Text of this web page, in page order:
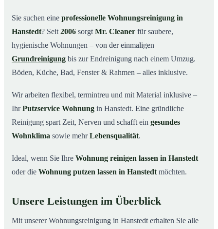
03Warum Mr. Cleaner in Hanstedt?
04So funktioniert’s
05Typische Anlässe für eine Wohnungsreinigung
08So reinigen unsere Profis Ihre Wohnung in
Hanstedt
Sie suchen eine professionelle Wohnungsreinigung in
Hanstedt? Seit 2006 sorgt Mr. Cleaner für saubere,
hygienische Wohnungen – von der einmaligen
Grundreinigung bis zur Endreinigung nach einem Umzug.
Böden, Küche, Bad, Fenster & Rahmen – alles inklusive.
Wir arbeiten flexibel, termintreu und mit Material inklusive –
IhrPutzservice Wohnung in Hanstedt. Eine gründliche
Reinigung spart Zeit, Nerven und schafft ein gesundes
Wohnklima sowie mehrLebensqualität.
Ideal, wenn Sie Ihre Wohnung reinigen lassen in Hanstedt
oder die Wohnung putzen lassen in Hanstedt möchten.
Unsere Leistungen im Überblick
Mit unserer Wohnungsreinigung in Hanstedt erhalten Sie alle